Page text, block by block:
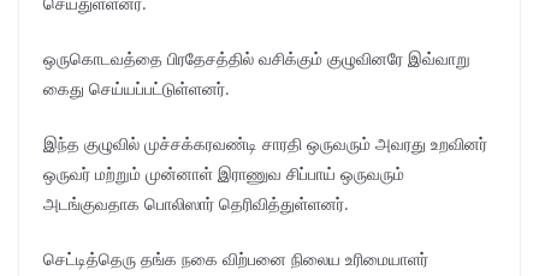
ஒருகொடவத்தை பிரதேசத்தில் வசிக்கும் குழுவினரே இவ்வாறு
கைது செய்யப்பட்டுள்ளனர்.
இந்த குழுவில் முச்சக்கரவண்டி சாரதி ஒருவரும் அவரது உறவினர்
ஒருவர் மற்றும் முன்னாள் இராணுவ சிப்பாய் ஒருவரும்
அடங்குவதாக பொலிஸார் தெரிவித்துள்ளனர்.
செட்டித்தெரு தங்க நகை விற்பனை நிலைய உரிமையாளர்